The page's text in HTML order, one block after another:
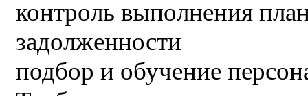
контроль выполнения
задолженности
подбор и обучение